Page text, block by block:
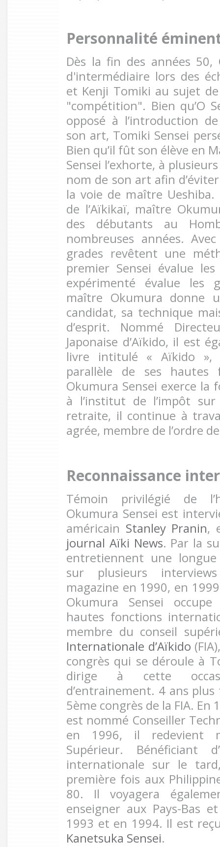
Personnalité
Dès la fin des années 50,
d'intermédiaire lors des
et Kenji Tomiki au sujet
"compétition". Bien qu’O
opposé à l’introduction
son art, Tomiki Sensei
Bien qu’il fût son élève en
Sensei l’exhorte, à
nom de son art afin
la voie de maître
de l’Aïkikaï, maître
des débutants au
nombreuses années.
grades revêtent une
premier Sensei évalue
expérimenté évalue les
maître Okumura donne
candidat, sa technique
d’esprit. Nommé
Japonaise d’Aïkido, il est
livre intitulé « Aïkido »,
parallèle de ses hautes
Okumura Sensei exerce la
à l’institut de l’impôt
retraite, il continue à
agrée, membre de l’ordre
Reconnaissance
Témoin privilégié de
Okumura Sensei est
américain Stanley Pranin,
journal Aïki News. Par la
entretiennent une
sur plusieurs
magazine en 1990, en
Okumura Sensei
hautes fonctions
membre du conseil
Internationale d’Aïkido
congrès qui se déroule à
dirige à cette
d’entrainement. 4 ans
5ème congrès de la FIA.
est nommé Conseiller
en 1996, il redevient
Supérieur. Bénéficiant
internationale sur le
première fois aux
80. Il voyagera
enseigner aux Pays-Bas
1993 et en 1994. Il est
Kanetsuka Sensei.